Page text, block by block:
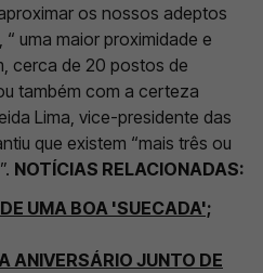
os nossos adeptos
uma maior proximidade e
cerca de 20 postos de
também com a certeza
Lima, vice-presidente das
que existem “mais três ou
NOTÍCIAS RELACIONADAS:
UMA BOA 'SUECADA';
ANIVERSÁRIO JUNTO DE